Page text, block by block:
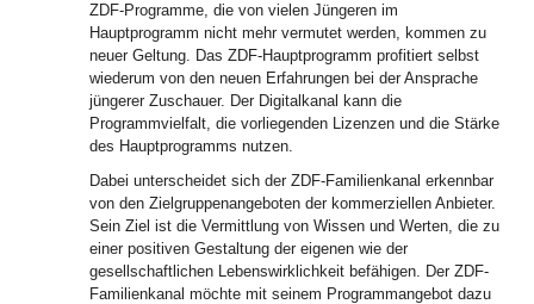
ZDF-Programme, die von vielen Jüngeren im
Hauptprogramm nicht mehr vermutet werden, kommen zu
neuer Geltung. Das ZDF-Hauptprogramm profitiert selbst
wiederum von den neuen Erfahrungen bei der Ansprache
jüngerer Zuschauer. Der Digitalkanal kann die
Programmvielfalt, die vorliegenden Lizenzen und die Stärke
des Hauptprogramms nutzen.
Dabei unterscheidet sich der ZDF-Familienkanal erkennbar
von den Zielgruppenangeboten der kommerziellen Anbieter.
Sein Ziel ist die Vermittlung von Wissen und Werten, die zu
einer positiven Gestaltung der eigenen wie der
gesellschaftlichen Lebenswirklichkeit befähigen. Der ZDF-
Familienkanal möchte mit seinem Programmangebot dazu